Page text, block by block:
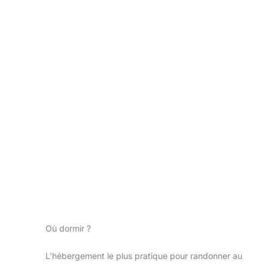
Où dormir ?
L’hébergement le plus pratique pour randonner au